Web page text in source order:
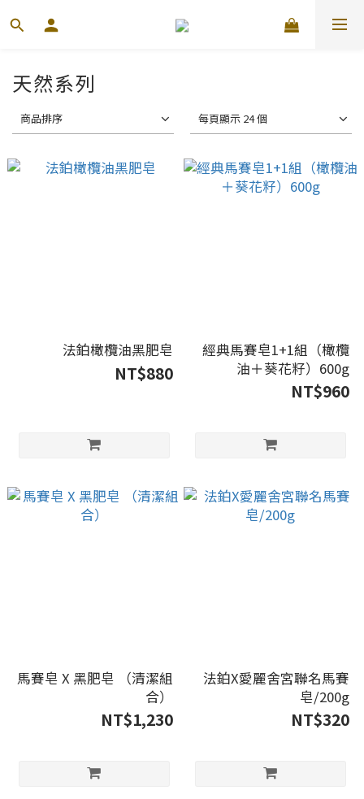
天然系列
商品排序 每頁顯示 24 個
法鉑橄欖油黑肥皂
NT$880
經典馬賽皂1+1組（橄欖
油＋葵花籽）600g
NT$960
馬賽皂 X 黑肥皂 （清潔組
合）
NT$1,230
法鉑X愛麗舍宮聯名馬賽
皂/200g
NT$320